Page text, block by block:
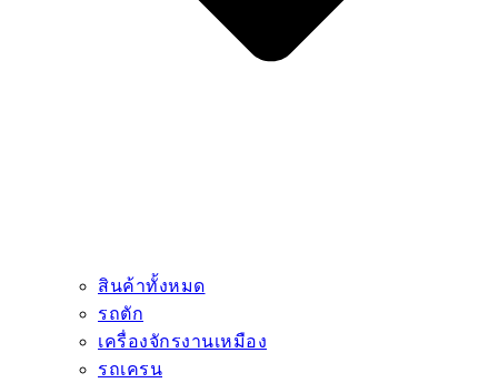
สินค้าทั้งหมด
รถตัก
เครื่องจักรงานเหมือง
รถเครน